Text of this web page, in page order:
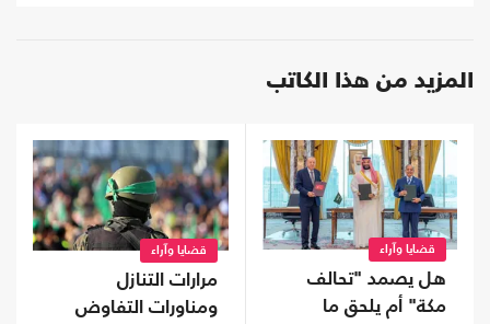
المزيد من هذا الكاتب
قضايا وآراء
هل يصمد "تحالف
مكة" أم يلحق ما
قضايا وآراء
مرارات التنازل
ومناورات التفاوض